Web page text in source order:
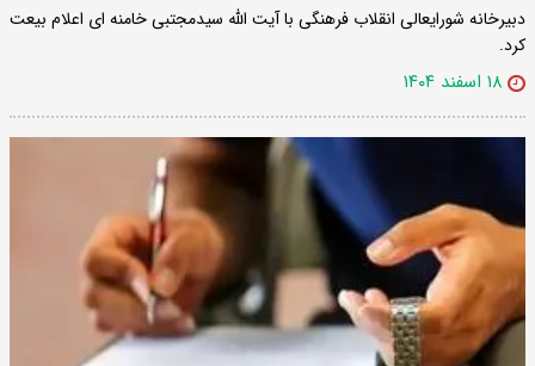
دبیرخانه شورایعالی انقلاب فرهنگی با آیت الله سیدمجتبی خامنه ای اعلام بیعت
کرد.
۱۸ اسفند ۱۴۰۴